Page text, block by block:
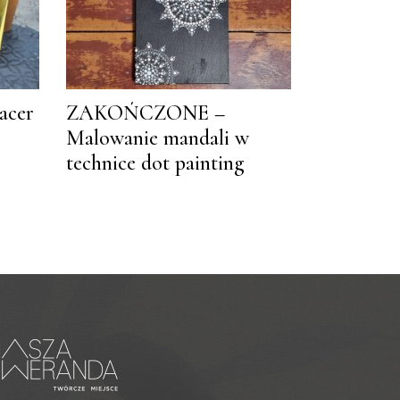
ZAKOŃCZONE –
Malowanie mandali w
technice dot painting